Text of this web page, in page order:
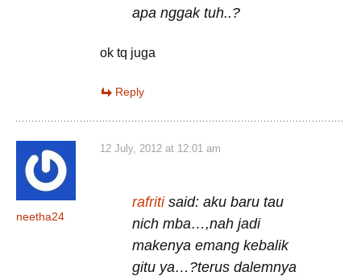
apa nggak tuh..?
ok tq juga
Reply
neetha24
12 July, 2012 at 12:01 am
rafritisaid: aku baru tau
nich mba…,nah jadi
makenya emang kebalik
gitu ya…?terus dalemnya